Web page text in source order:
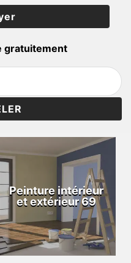
gratuitement
Peinture intérieur
et extérieur 69